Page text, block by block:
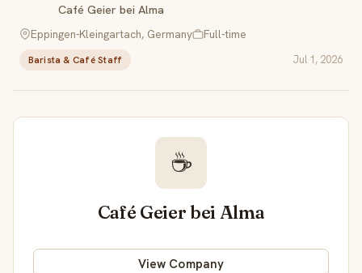
Café Geier bei Alma
Eppingen-Kleingartach, Germany
Full-time
Barista & Café Staff Jul 1, 2026
☕
Café Geier bei Alma
View Company